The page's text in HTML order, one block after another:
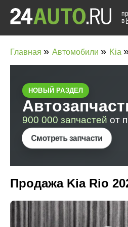
в
Главная » Автомобили » Kia
Продажа Kia Rio